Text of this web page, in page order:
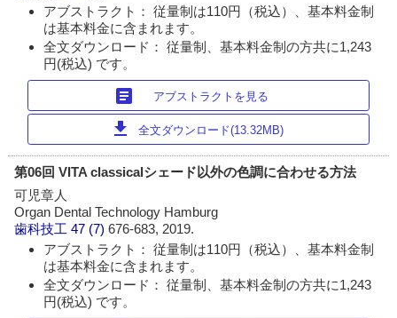
アブストラクト： 従量制は110円（税込）、基本料金制
は基本料金に含まれます。
全文ダウンロード： 従量制、基本料金制の方共に1,243
円(税込) です。
article アブストラクトを見る
download 全文ダウンロード(13.32MB)
第06回 VITA classicalシェード以外の色調に合わせる方法
可児章人
Organ Dental Technology Hamburg
歯科技工 47 (7)676-683, 2019.
アブストラクト： 従量制は110円（税込）、基本料金制
は基本料金に含まれます。
全文ダウンロード： 従量制、基本料金制の方共に1,243
円(税込) です。